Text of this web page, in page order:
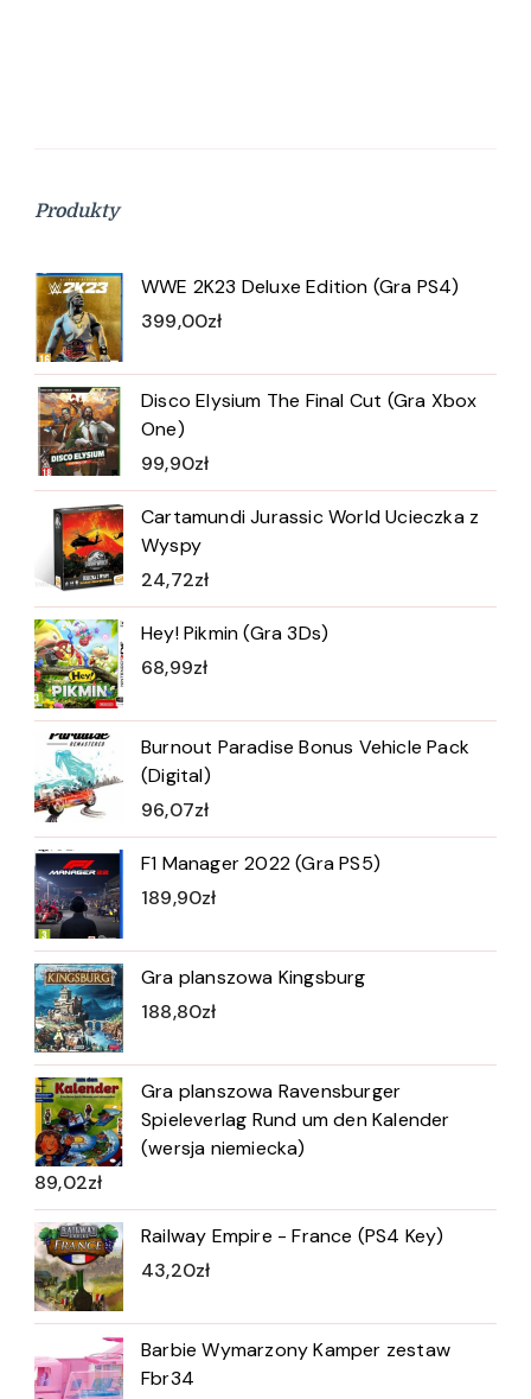
Produkty
WWE 2K23 Deluxe Edition (Gra PS4)
399,00zł
Disco Elysium The Final Cut (Gra Xbox
One)
99,90zł
Cartamundi Jurassic World Ucieczka z
Wyspy
24,72zł
Hey! Pikmin (Gra 3Ds)
68,99zł
Burnout Paradise Bonus Vehicle Pack
(Digital)
96,07zł
F1 Manager 2022 (Gra PS5)
189,90zł
Gra planszowa Kingsburg
188,80zł
Gra planszowa Ravensburger
Spieleverlag Rund um den Kalender
(wersja niemiecka)
89,02zł
Railway Empire - France (PS4 Key)
43,20zł
Barbie Wymarzony Kamper zestaw
Fbr34